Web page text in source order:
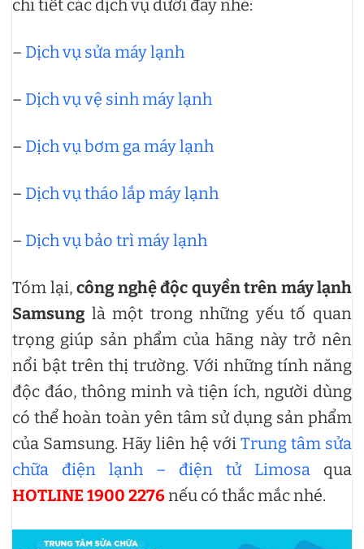
chi tiết các dịch vụ dưới đây nhé:
– Dịch vụ sửa máy lạnh
– Dịch vụ vệ sinh máy lạnh
– Dịch vụ bơm ga máy lạnh
– Dịch vụ tháo lắp máy lạnh
– Dịch vụ bảo trì máy lạnh
Tóm lại, công nghệ độc quyền trên máy lạnh
Samsung là một trong những yếu tố quan
trọng giúp sản phẩm của hãng này trở nên
nổi bật trên thị trường. Với những tính năng
độc đáo, thông minh và tiện ích, người dùng
có thể hoàn toàn yên tâm sử dụng sản phẩm
của Samsung. Hãy liên hệ với Trung tâm sửa
chữa điện lạnh – điện tử Limosa qua
HOTLINE 1900 2276nếu có thắc mắc nhé.